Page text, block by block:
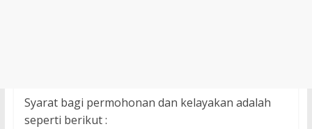
Syarat bagi permohonan dan kelayakan adalah
seperti berikut :